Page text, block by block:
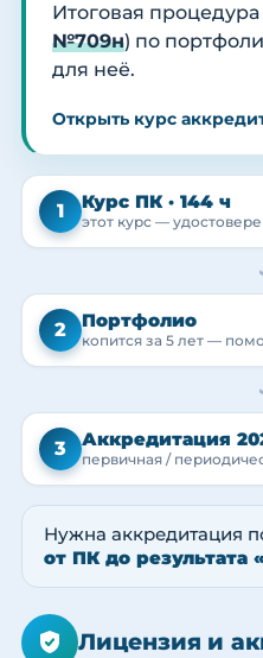
Итоговая процедура
№709н) по
для неё.
Открыть курс
1 Курс ПК · 144 ч
этот курс —
2 Портфолио
копится за 5 лет —
3 Аккредитация
первичная /
Нужна аккредитация
от ПК до
Лицензия и